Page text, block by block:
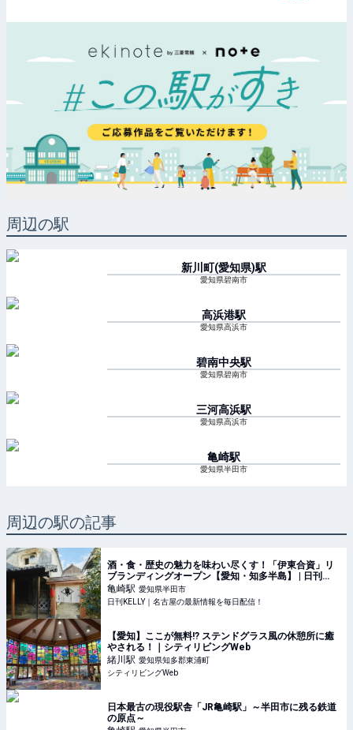
周辺の駅
新川町(愛知県)駅
愛知県碧南市
高浜港駅
愛知県高浜市
碧南中央駅
愛知県碧南市
三河高浜駅
愛知県高浜市
亀崎駅
愛知県半田市
周辺の駅の記事
酒・食・歴史の魅力を味わい尽くす！「伊東合資」リ
ブランディングオープン【愛知・知多半島】 | 日刊
KELLY｜名古屋の最新情報を毎日配信！
亀崎駅 愛知県半田市
日刊KELLY｜名古屋の最新情報を毎日配信！
【愛知】ここが無料!? ステンドグラス風の休憩所に癒
やされる！｜シティリビングWeb
緒川駅 愛知県知多郡東浦町
シティリビングWeb
日本最古の現役駅舎「JR亀崎駅」～半田市に残る鉄道
の原点～